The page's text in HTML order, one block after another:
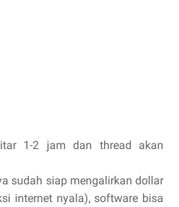
1-2 jam dan thread akan
sudah siap mengalirkan dollar
internet nyala), software bisa